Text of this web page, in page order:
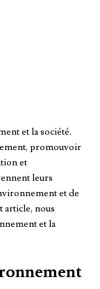
et la société.
promouvoir
et
leurs
et de
article, nous
et la